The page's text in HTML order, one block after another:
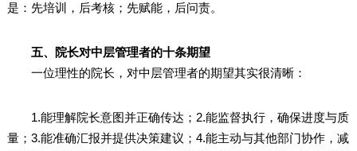
是：先培训，后考核；先赋能，后问责。
五、院长对中层管理者的十条期望
一位理性的院长，对中层管理者的期望其实很清晰：
1.能理解院长意图并正确传达；2.能监督执行，确保进度与质
量；3.能准确汇报并提供决策建议；4.能主动与其他部门协作，减